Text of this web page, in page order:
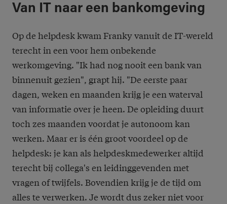
Van IT naar een bankomgeving
Op de helpdesk kwam Franky vanuit de IT-wereld
terecht in een voor hem onbekende
werkomgeving. "Ik had nog nooit een bank van
binnenuit gezien", grapt hij. "De eerste paar
dagen, weken en maanden krijg je een waterval
van informatie over je heen. De opleiding duurt
toch zes maanden voordat je autonoom kan
werken. Maar er is één groot voordeel op de
helpdesk: je kan als helpdeskmedewerker altijd
terecht bij collega's en leidinggevenden met
vragen of twijfels. Bovendien krijg je de tijd om
alles te verwerken. Je wordt dus zeker niet voor